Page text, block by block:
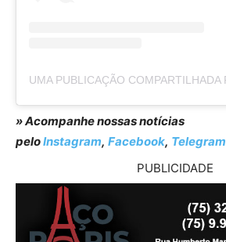
» Acompanhe nossas notícias
peloInstagram, Facebook, Telegram
PUBLICIDADE